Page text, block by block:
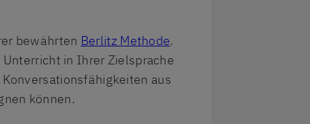
bewährten Berlitz Methode.
in Ihrer Zielsprache
aus
können.